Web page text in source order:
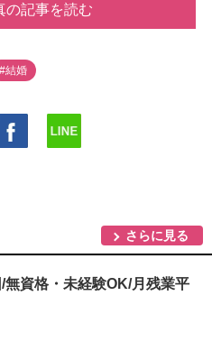
の記事を読む
#結婚
さらに見る
無資格・未経験OK/月残業平